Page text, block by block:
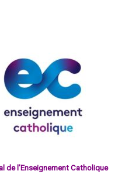
de l’Enseignement Catholique